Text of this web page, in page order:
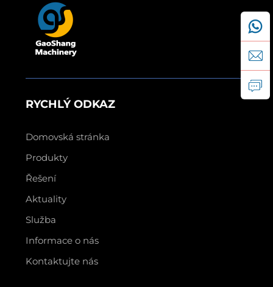
RYCHLÝ ODKAZ
Domovská stránka
Produkty
Řešení
Aktuality
Služba
Informace o nás
Kontaktujte nás